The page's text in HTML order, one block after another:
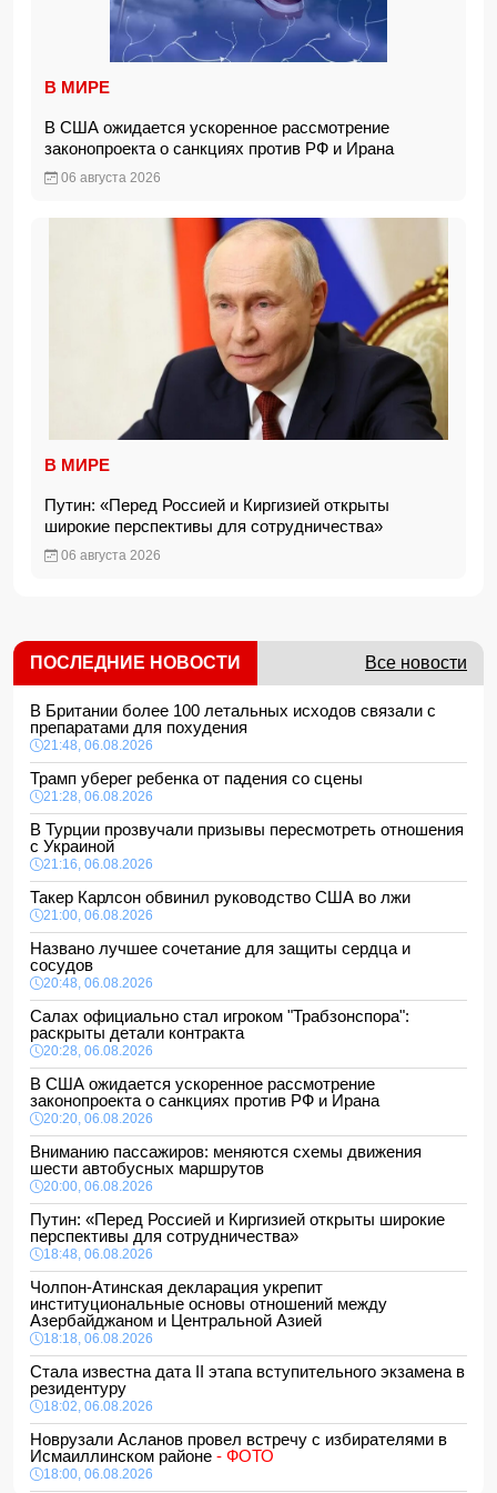
В МИРЕ
В США ожидается ускоренное рассмотрение
законопроекта о санкциях против РФ и Ирана
06 августа 2026
В МИРЕ
Путин: «Перед Россией и Киргизией открыты
широкие перспективы для сотрудничества»
06 августа 2026
ПОСЛЕДНИЕ НОВОСТИ Все новости
В Британии более 100 летальных исходов связали с
препаратами для похудения
21:48, 06.08.2026
Трамп уберег ребенка от падения со сцены
21:28, 06.08.2026
В Турции прозвучали призывы пересмотреть отношения
с Украиной
21:16, 06.08.2026
Такер Карлсон обвинил руководство США во лжи
21:00, 06.08.2026
Названо лучшее сочетание для защиты сердца и
сосудов
20:48, 06.08.2026
Салах официально стал игроком "Трабзонспора":
раскрыты детали контракта
20:28, 06.08.2026
В США ожидается ускоренное рассмотрение
законопроекта о санкциях против РФ и Ирана
20:20, 06.08.2026
Вниманию пассажиров: меняются схемы движения
шести автобусных маршрутов
20:00, 06.08.2026
Путин: «Перед Россией и Киргизией открыты широкие
перспективы для сотрудничества»
18:48, 06.08.2026
Чолпон-Атинская декларация укрепит
институциональные основы отношений между
Азербайджаном и Центральной Азией
18:18, 06.08.2026
Стала известна дата II этапа вступительного экзамена в
резидентуру
18:02, 06.08.2026
Новрузали Асланов провел встречу с избирателями в
Исмаиллинском районе - ФОТО
18:00, 06.08.2026